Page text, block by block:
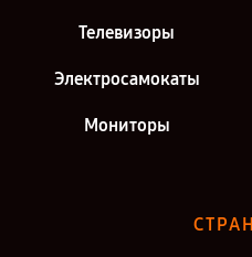
Телевизоры
Электросамокаты
Мониторы